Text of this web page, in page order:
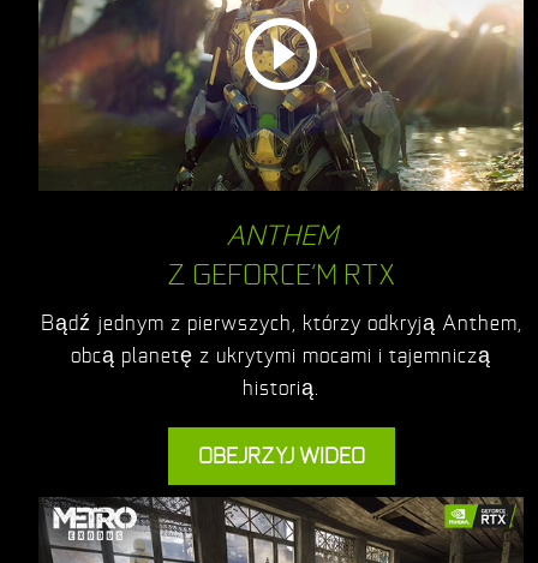
ANTHEM
Z GEFORCE’M RTX
Bądź jednym z pierwszych, którzy odkryją Anthem,
obcą planetę z ukrytymi mocami i tajemniczą
historią.
OBEJRZYJ WIDEO